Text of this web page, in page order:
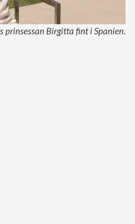
prinsessan Birgitta fint i Spanien.